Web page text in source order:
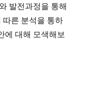
발전과정을 통해
따른 분석을 통하
에 대해 모색해보